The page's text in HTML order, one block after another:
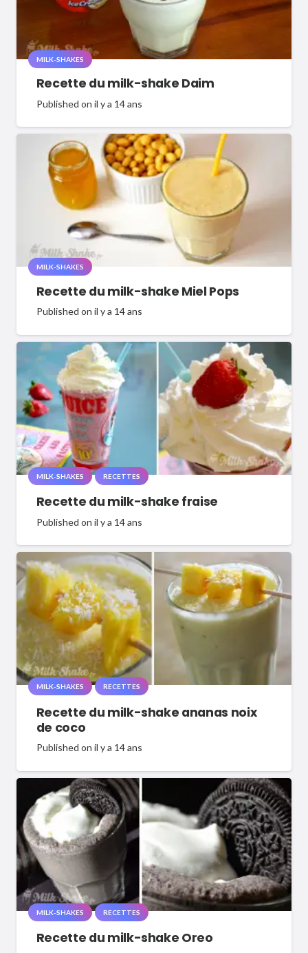
MILK-SHAKES
Recette du milk-shake Daim
Published on il y a 14 ans
MILK-SHAKES
Recette du milk-shake Miel Pops
Published on il y a 14 ans
MILK-SHAKES RECETTES
Recette du milk-shake fraise
Published on il y a 14 ans
MILK-SHAKES RECETTES
Recette du milk-shake ananas noix
de coco
Published on il y a 14 ans
MILK-SHAKES RECETTES
Recette du milk-shake Oreo